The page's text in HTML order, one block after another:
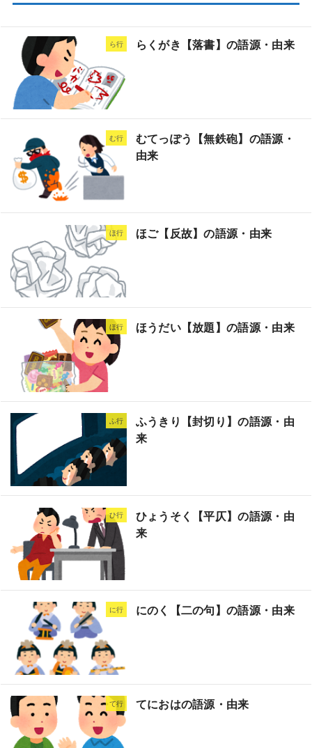
ら行 らくがき【落書】の語源・由来
む行
むてっぽう【無鉄砲】の語源・
由来
ほ行 ほご【反故】の語源・由来
ほ行 ほうだい【放題】の語源・由来
ふ行
ふうきり【封切り】の語源・由
来
ひ行
ひょうそく【平仄】の語源・由
来
に行 にのく【二の句】の語源・由来
て行 てにおはの語源・由来